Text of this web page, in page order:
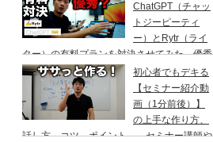
ChatGPT（チャッ
トジーピーティ
ー）とRytr（ライ
ター）の有料プランを対決させてみた。優秀
なのはどっちなのか？
初心者でもデキる
【セミナー紹介動
画（1分前後）】
の上手な作り方、
話し方、コツ、ポイント、 セミナー講師や